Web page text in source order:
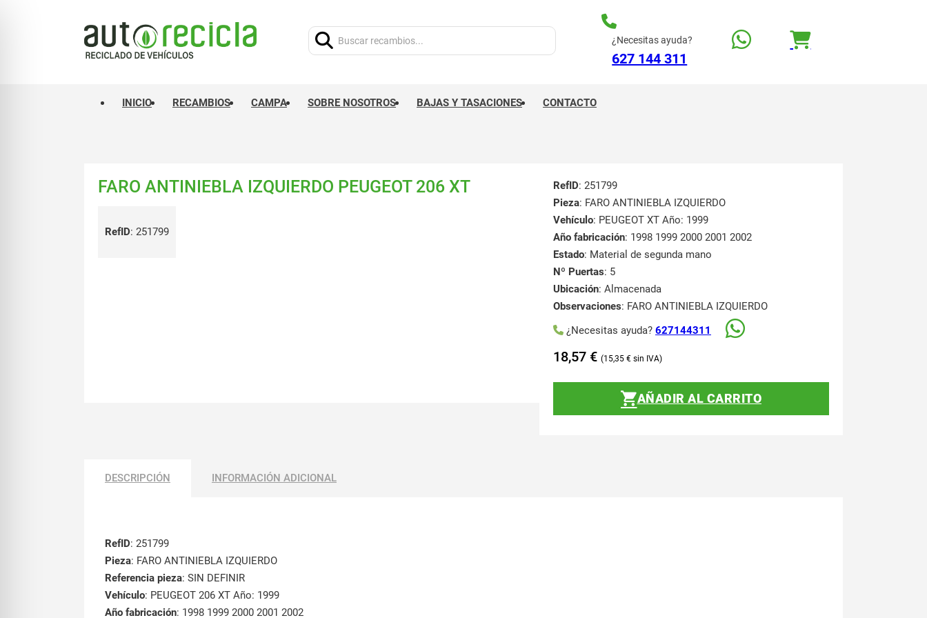
¿Necesitas ayuda?
627 144 311
INICIO RECAMBIOS CAMPA SOBRE NOSOTROS BAJAS Y TASACIONES CONTACTO
FARO ANTINIEBLA IZQUIERDO PEUGEOT 206 XT
RefID: 251799
RefID: 251799
Pieza: FARO ANTINIEBLA IZQUIERDO
Vehículo: PEUGEOT XT Año: 1999
Año fabricación: 1998 1999 2000 2001 2002
Estado: Material de segunda mano
Nº Puertas: 5
Ubicación: Almacenada
Observaciones: FARO ANTINIEBLA IZQUIERDO
¿Necesitas ayuda? 627144311
18,57 € 15,35 €
AÑADIR AL CARRITO
DESCRIPCIÓN INFORMACIÓN ADICIONAL
RefID: 251799
Pieza: FARO ANTINIEBLA IZQUIERDO
Referencia pieza: SIN DEFINIR
Vehículo: PEUGEOT 206 XT Año: 1999
Año fabricación: 1998 1999 2000 2001 2002